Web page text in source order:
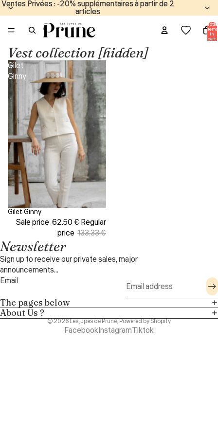
Ventes Privées : -20% supplémentaires à partir de 2
articles
Ventes Privées : -20% supplémentaires à partir de 2
articles
Total
items
in
cart:
Vest collection [hidden]
Gilet
Ginny
Sale
Gilet Ginny
Sale price 62.50 € Regular
price 133.33 €
Newsletter
Sign up to receive our private sales, major
announcements...
Email
The pages below
About Us ?
© 2026Les jupes de Prune,Powered by Shopify
FacebookInstagramTiktok